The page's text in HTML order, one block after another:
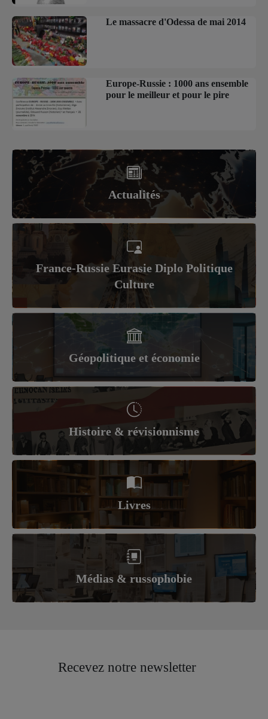
Le massacre d'Odessa de mai 2014
Europe-Russie : 1000 ans ensemble
pour le meilleur et pour le pire
Actualités
France-Russie Eurasie Diplo Politique
Culture
Géopolitique et économie
Histoire & révisionnisme
Livres
Médias & russophobie
Recevez notre newsletter